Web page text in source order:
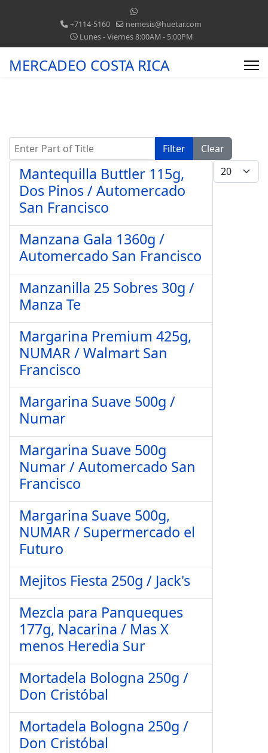
+7114-5160
nemesis@huetar.com
Lunes - Viernes 8:00AM - 5:00PM
MERCADEO COSTA RICA
Enter Part of Title Filter
Clear
Display #
Mantequilla Buttler 115g,
Dos Pinos / Automercado
San Francisco
Manzana Gala 1360g /
Automercado San Francisco
Manzanilla 25 Sobres 30g /
Manza Te
Margarina Premium 425g,
NUMAR / Walmart San
Francisco
Margarina Suave 500g /
Numar
Margarina Suave 500g
Numar / Automercado San
Francisco
Margarina Suave 500g,
NUMAR / Supermercado el
Futuro
Mejitos Fiesta 250g / Jack's
Mezcla para Panqueques
177g, Nacarina / Mas X
menos Heredia Sur
Mortadela Bologna 250g /
Don Cristóbal
Mortadela Bologna 250g /
Don Cristóbal